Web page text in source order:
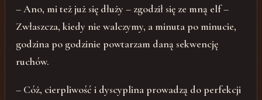
– Ano, mi też już się dłuży – zgodził się ze mną elf –
Zwłaszcza, kiedy nie walczymy, a minuta po minucie,
godzina po godzinie powtarzam daną sekwencję
ruchów.
– Cóż, cierpliwość i dyscyplina prowadzą do perfekcji